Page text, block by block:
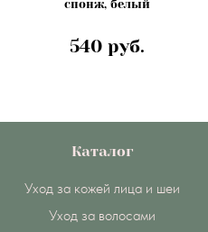
спонж, белый
540 руб.
Каталог
Уход за кожей лица и шеи
Уход за волосами